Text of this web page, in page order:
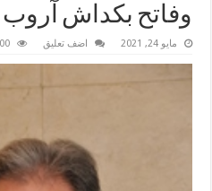
وفاتح بكداش آروب
مايو 24, 2021 اضف تعليق